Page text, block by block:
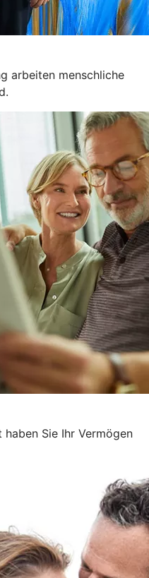
arbeiten menschliche
Sie Ihr Vermögen